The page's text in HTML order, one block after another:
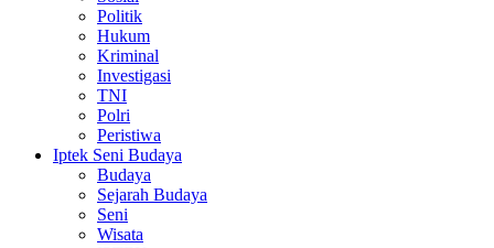
Politik
Hukum
Kriminal
Investigasi
TNI
Polri
Peristiwa
Iptek Seni Budaya
Budaya
Sejarah Budaya
Seni
Wisata